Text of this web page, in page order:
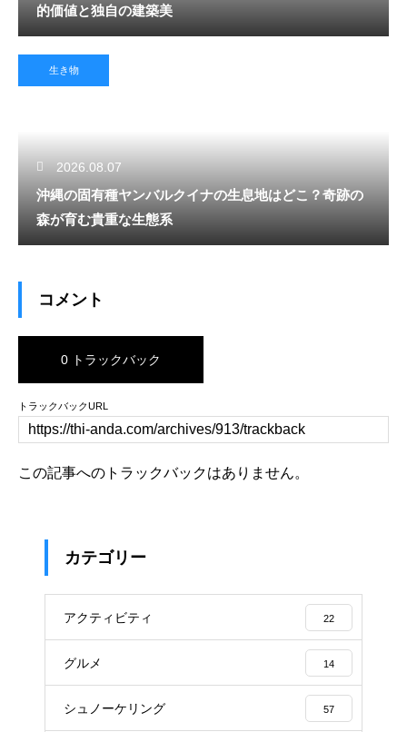
的価値と独自の建築美
生き物
2026.08.07
沖縄の固有種ヤンバルクイナの生息地はどこ？奇跡の
森が育む貴重な生態系
コメント
0 トラックバック
トラックバックURL
この記事へのトラックバックはありません。
カテゴリー
アクティビティ 22
グルメ 14
シュノーケリング 57